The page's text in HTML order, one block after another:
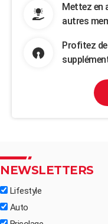
Mettez en
autres
Profitez
NEWSLETTERS
Lifestyle
Auto